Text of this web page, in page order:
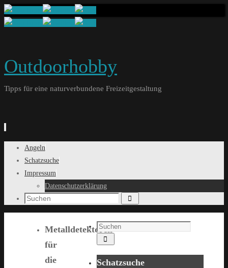
Outdoorhobby
Tipps für eine naturverbundene Freizeitgestaltung
Springe
zum
Inhalt
Angeln
Schatzsuche
Impressum
Datenschutzerklärung
Search
Suchen
Metalldetektoren
für
die
Search
for:Suchen
Schatzsuche